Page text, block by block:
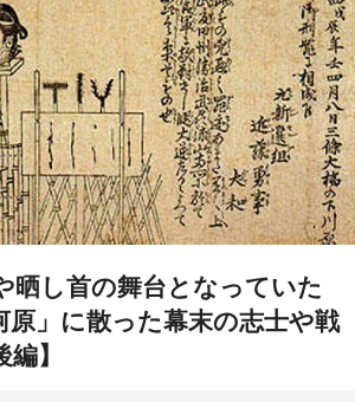
晒し首の舞台となっていた
原」に散った幕末の志士や戦
】